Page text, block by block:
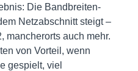
Die Bandbreiten-
Netzabschnitt steigt –
mancherorts auch mehr.
von Vorteil, wenn
gespielt, viel